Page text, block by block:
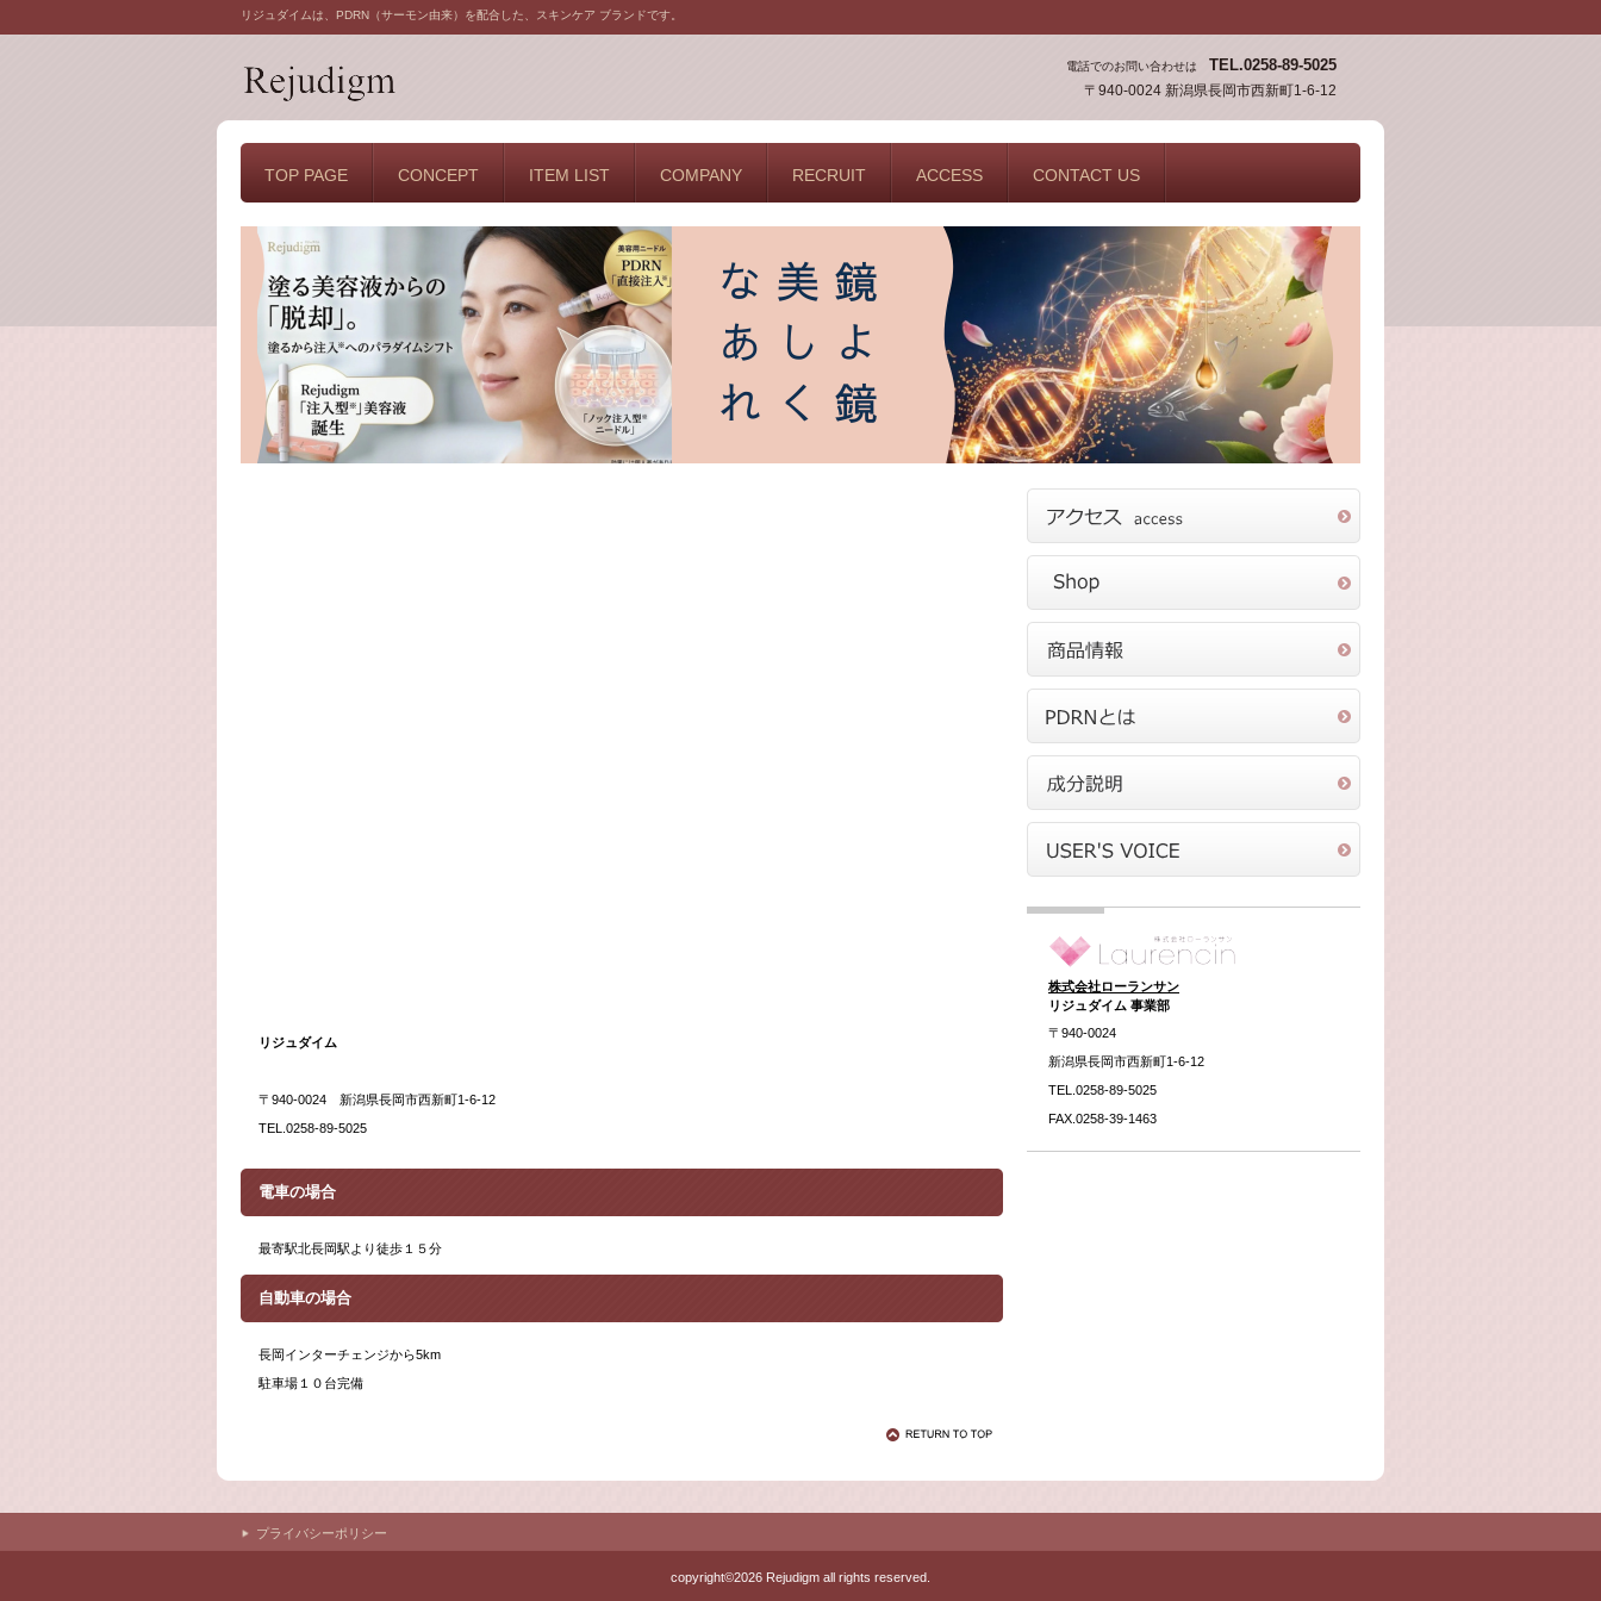
リジュダイムは、PDRN（サーモン由来）を配合した、スキンケア ブランドです。
電話でのお問い合わせは TEL.0258-89-5025
〒940-0024 新潟県長岡市西新町1-6-12
リジュダイム
〒940-0024 新潟県長岡市西新町1-6-12
TEL.0258-89-5025
電車の場合
最寄駅北長岡駅より徒歩１５分
自動車の場合
長岡インターチェンジから5km
駐車場１０台完備
TOP PAGE CONCEPT ITEM LIST COMPANY RECRUIT ACCESS CONTACT US
株式会社ローランサン
リジュダイム 事業部
〒940-0024
新潟県長岡市西新町1-6-12
TEL.0258-89-5025
FAX.0258-39-1463
プライバシーポリシー
copyright©2026 Rejudigm all rights reserved.